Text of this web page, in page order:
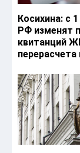
Косихина: с
РФ изменят
квитанций
перерасчета